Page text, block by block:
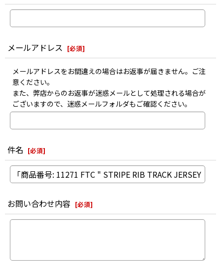
メールアドレス [必須]
メールアドレスをお間違えの場合はお返事が届きません。ご注
意ください。
また、弊店からのお返事が迷惑メールとして処理される場合が
ございますので、迷惑メールフォルダもご確認ください。
件名 [必須]
お問い合わせ内容 [必須]